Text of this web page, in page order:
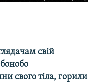
свій
свого тіла, горили